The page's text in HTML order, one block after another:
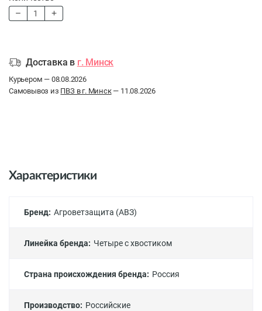
Доставка в г. Минск
Курьером — 08.08.2026
Самовывоз из ПВЗ в г. Минск— 11.08.2026
Характеристики
Бренд: Агроветзащита (АВЗ)
Линейка бренда: Четыре с хвостиком
Страна происхождения бренда: Россия
Производство: Российские